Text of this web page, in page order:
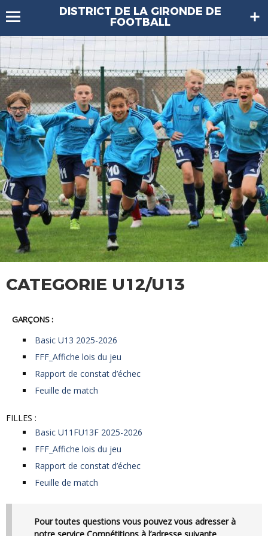
DISTRICT DE LA GIRONDE DE
FOOTBALL
CATEGORIE U12/U13
GARÇONS :
Basic U13 2025-2026
FFF_Affiche lois du jeu
Rapport de constat d’échec
Feuille de match
FILLES :
Basic U11FU13F 2025-2026
FFF_Affiche lois du jeu
Rapport de constat d’échec
Feuille de match
Pour toutes questions vous pouvez vous adresser à